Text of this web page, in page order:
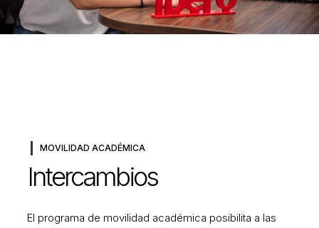
MOVILIDAD ACADÉMICA
Intercambios
El programa de movilidad académica posibilita a las